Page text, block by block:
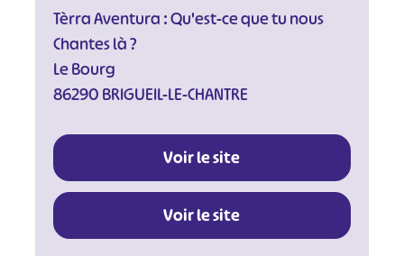
Tèrra Aventura : Qu'est-ce que tu nous
Chantes là ?
Le Bourg
86290 BRIGUEIL-LE-CHANTRE
Voir le site
Voir le site
# #